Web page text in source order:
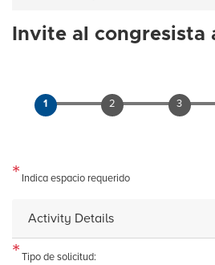
Invite al congresista
Indica espacio requerido
Activity Details
Tipo de solicitud: